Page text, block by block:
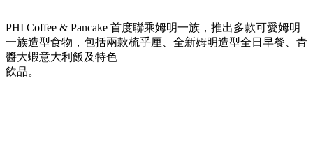
PHI Coffee & Pancake 首度聯乘姆明一族，推出多款可愛姆明
一族造型食物，包括兩款梳乎厘、全新姆明造型全日早餐、青
醬大蝦意大利飯及特色
飲品。